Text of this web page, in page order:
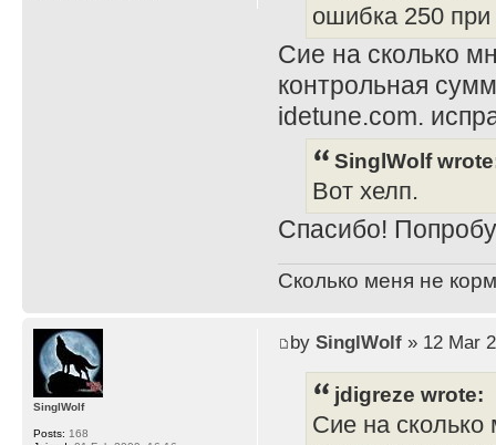
ошибка 250
Сие на сколько
контрольная
idetune.com.
SinglWolf
Вот хелп.
Спасибо!
Сколько меня не
by SinglWolf» 12 Mar
jdigreze wrote:
Сие на сколько
SinglWolf
Posts: 168